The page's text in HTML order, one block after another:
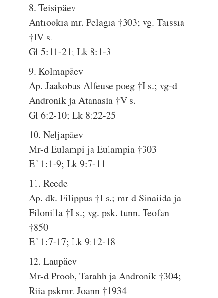
8. Teisipäev
Antiookia mr. Pelagia †303; vg. Taissia
†IV s.
Gl 5:11-21; Lk 8:1-3
9. Kolmapäev
Ap. Jaakobus Alfeuse poeg †I s.; vg-d
Andronik ja Atanasia †V s.
Gl 6:2-10; Lk 8:22-25
10. Neljapäev
Mr-d Eulampi ja Eulampia †303
Ef 1:1-9; Lk 9:7-11
11. Reede
Ap. dk. Filippus †I s.; mr-d Sinaiida ja
Filonilla †I s.; vg. psk. tunn. Teofan
†850
Ef 1:7-17; Lk 9:12-18
12. Laupäev
Mr-d Proob, Tarahh ja Andronik †304;
Riia pskmr. Joann †1934